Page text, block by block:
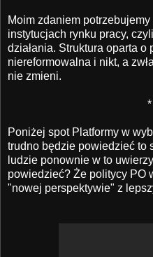
Moim zdaniem
instytucjach rynku pracy,
działania. Struktura oparta
niereformowalna i nikt, a
nie zmieni.
Poniżej spot Platformy w
trudno będzie powiedzieć to
ludzie ponownie w to
powiedzieć? Że politycy PO
"nowej perspektywie" z